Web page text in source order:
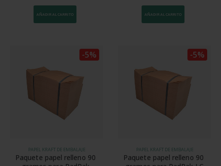
AÑADIR AL CARRITO AÑADIR AL CARRITO
PAPEL KRAFT DE EMBALAJE
Paquete papel relleno 90
-5%
PAPEL KRAFT DE EMBALAJE
Paquete papel relleno 90
-5%